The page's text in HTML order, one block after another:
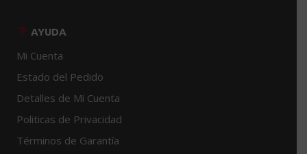
AYUDA
Mi Cuenta
Estado del Pedido
Detalles de Mi Cuenta
Politicas de Privacidad
Términos de Garantía